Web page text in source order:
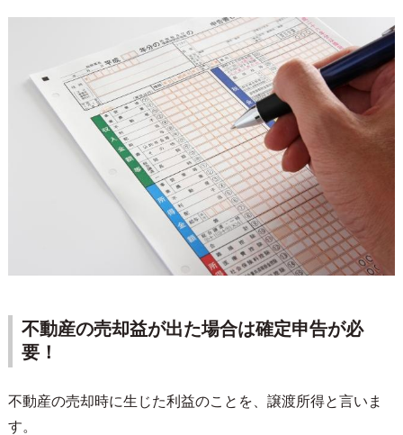
不動産の売却益が出た場合は確定申告が必
要！
不動産の売却時に生じた利益のことを、譲渡所得と言いま
す。